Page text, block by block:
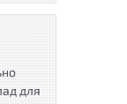
для